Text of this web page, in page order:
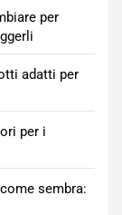
per
adatti per
per i
sembra: